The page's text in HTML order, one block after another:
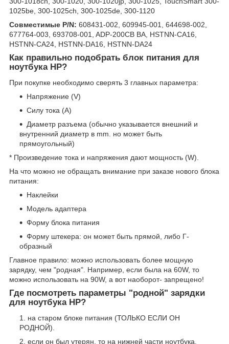
1025be, 300-1025ch, 300-1025de, 300-1120
Совместимые P/N: 608431-002, 609945-001, 644698-002,
677764-003, 693708-001, ADP-200CB BA, HSTNN-CA16,
HSTNN-CA24, HSTNN-DA16, HSTNN-DA24
Как правильно подобрать блок питания для
ноутбука HP?
При покупке необходимо сверять 3 главных параметра:
Напряжение (V)
Силу тока (A)
Диаметр разъема (обычно указывается внешний и
внутренний диаметр в mm. но может быть
прямоугольный)
* Произведение тока и напряжения дают мощность (W).
На что можно не обращать внимание при заказе нового блока
питания:
Наклейки
Модель адаптера
Форму блока питания
Форму штекера: он может быть прямой, либо Г-
образный
Главное правило: можно использовать более мощную
зарядку, чем "родная". Например, если была на 60W, то
можно использовать на 90W, а вот наоборот- запрещено!
Где посмотреть параметры "родной" зарядки
для ноутбука HP?
на старом блоке питания (ТОЛЬКО ЕСЛИ ОН
РОДНОЙ).
если он был утерян, то на нижней части ноутбука.